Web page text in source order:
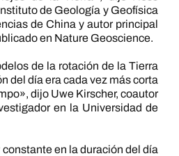
de Geología y Geofísica
de China y autor principal
en Nature Geoscience.
de la rotación de la Tierra
del día era cada vez más corta
dijo Uwe Kirscher, coautor
en la Universidad de
en la duración del día